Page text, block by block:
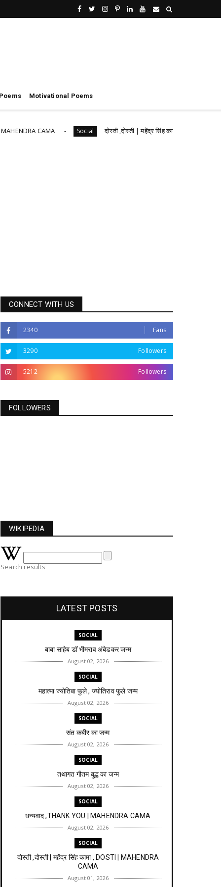
Motivational Poems
CAMA Social दोस्ती ,दोस्ती | महेंद्र सिंह कामा , DOSTI |
CONNECT WITH US
2340 Fans
3290 Followers
5212 Followers
FOLLOWERS
WIKIPEDIA
Search results
LATEST POSTS
SOCIAL
बाबा साहेब डॉ भीमराव अंबेडकर जन्म
August 02, 2026
SOCIAL
महात्मा ज्योतिबा फुले , ज्योतिराव फुले जन्म
August 02, 2026
SOCIAL
संत कबीर का जन्म
August 02, 2026
SOCIAL
तथागत गौतम बुद्ध का जन्म
August 02, 2026
SOCIAL
धन्यवाद ,THANK YOU | MAHENDRA CAMA
August 02, 2026
SOCIAL
दोस्ती ,दोस्ती | महेंद्र सिंह कामा , DOSTI | MAHENDRA
CAMA
August 01, 2026